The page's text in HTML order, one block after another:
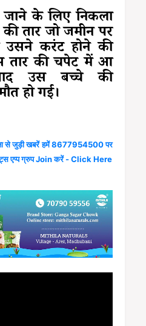
के लिए निकला
तार जो जमीन पर
उसने करंट होने की
तार की चपेट में आ
उस बच्चे की
हो गई।
से जुड़ी खबरें हमें 8677954500 पर
एप्प ग्रुप Join करें - Click Here